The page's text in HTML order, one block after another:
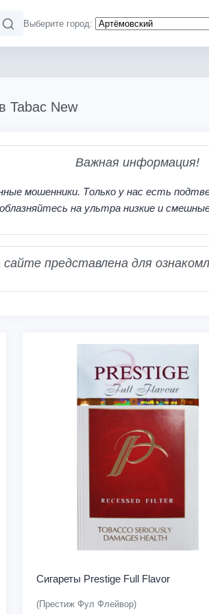
Выберите город:
Tabac New
Важная информация!
мошенники. Только у нас есть
на ультра низкие и
представлена для
Сигареты Prestige Full Flavor
(Престиж Фул Флейвор)